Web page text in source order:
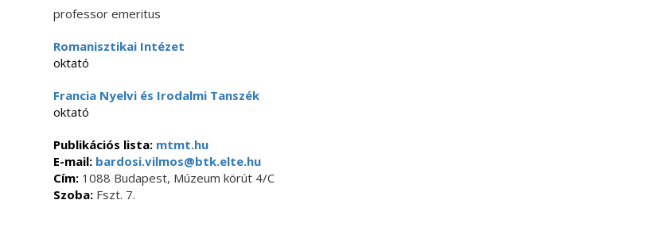
professor emeritus
Romanisztikai Intézet
oktató
Francia Nyelvi és Irodalmi Tanszék
oktató
Publikációs lista: mtmt.hu
E-mail:bardosi.vilmos@btk.elte.hu
Cím:1088 Budapest, Múzeum körút 4/C
Szoba:Fszt. 7.